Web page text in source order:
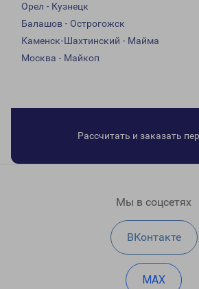
Орел - Кузнецк
Балашов - Острогожск
Каменск-Шахтинский - Майма
Москва - Майкоп
Рассчитать и заказать
Мы в соцсетях
ВКонтакте
MAX